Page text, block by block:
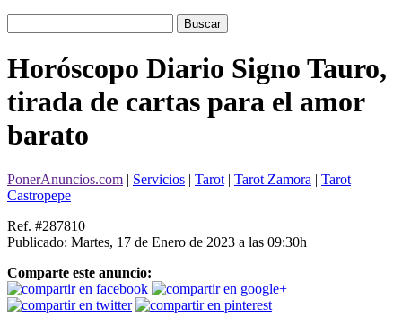
Horóscopo Diario Signo Tauro,
tirada de cartas para el amor
barato
PonerAnuncios.com | Servicios | Tarot | Tarot Zamora | Tarot
Castropepe
Ref. #287810
Publicado: Martes, 17 de Enero de 2023 a las 09:30h
Comparte este anuncio: